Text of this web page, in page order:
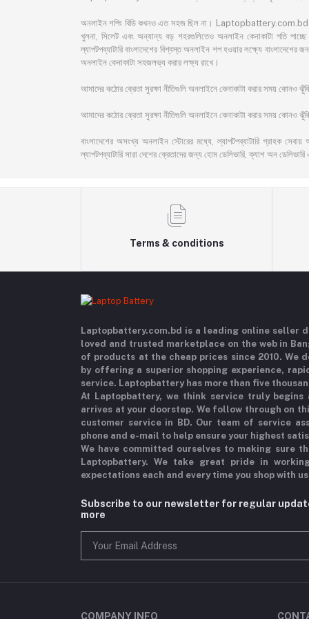
অনলাইন শপিং বিডি কখনও এত সহজ ছিল না। Laptopbattery.com.bd
খুলনা, সিলেট এবং অন্যান্য বড় শহরগুলিতেও অনলাইন কেনাকাটা গতি
ল্যাপটপব্যাটারি বাংলাদেশের বিশ্বস্ত অনলাইন শপ হওয়ার লক্ষ্যে
অনলাইন কেনাকাটা সহজলভ্য করার লক্ষ্য রাখে।
আমাদের কঠোর ক্রেতা সুরক্ষা নীতিগুলি অনলাইনে কেনাকাটা করার সময় কোনও
আমাদের কঠোর ক্রেতা সুরক্ষা নীতিগুলি অনলাইনে কেনাকাটা করার সময় কোনও ঝুঁকি
বাংলাদেশের অসংখ্য অনলাইন স্টোরের মধ্যে, ল্যাপটপব্যাটারি গ্রাহক
ল্যাপটপব্যাটারি সারা দেশের ক্রেতাদের জন্য হোম ডেলিভারি, ক্যাশ অন
Terms & conditions
Laptopbattery.com.bd is a leading online seller
loved and trusted marketplace on the web in
of products at the cheap prices since 2010. We
by offering a superior shopping experience,
service. Laptopbattery has more than five
At Laptopbattery, we think service truly
arrives at your doorstep. We follow through on
customer service in BD. Our team of service
phone and e-mail to help ensure your highest
We have committed ourselves to making sure
Laptopbattery. We take great pride in
expectations each and every time you shop with
Subscribe to our newsletter for regular
more
COMPANY INFO